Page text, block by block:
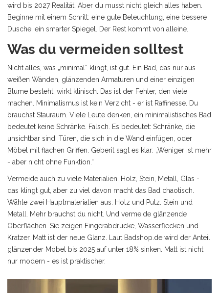
wird bis 2027 Realität. Aber du musst nicht gleich alles haben.
Beginne mit einem Schritt: eine gute Beleuchtung, eine bessere
Dusche, ein smarter Spiegel. Der Rest kommt von alleine.
Was du vermeiden solltest
Nicht alles, was „minimal“ klingt, ist gut. Ein Bad, das nur aus
weißen Wänden, glänzenden Armaturen und einer einzigen
Blume besteht, wirkt klinisch. Das ist der Fehler, den viele
machen. Minimalismus ist kein Verzicht - er ist Raffinesse. Du
brauchst Stauraum. Viele Leute denken, ein minimalistisches Bad
bedeutet keine Schränke. Falsch. Es bedeutet: Schränke, die
unsichtbar sind. Türen, die sich in die Wand einfügen, oder
Möbel mit flachen Griffen. Geberit sagt es klar: „Weniger ist mehr
- aber nicht ohne Funktion.“
Vermeide auch zu viele Materialien. Holz, Stein, Metall, Glas -
das klingt gut, aber zu viel davon macht das Bad chaotisch.
Wähle zwei Hauptmaterialien aus. Holz und Putz. Stein und
Metall. Mehr brauchst du nicht. Und vermeide glänzende
Oberflächen. Sie zeigen Fingerabdrücke, Wasserflecken und
Kratzer. Matt ist der neue Glanz. Laut Badshop.de wird der Anteil
glänzender Möbel bis 2025 auf unter 18% sinken. Matt ist nicht
nur modern - es ist praktischer.